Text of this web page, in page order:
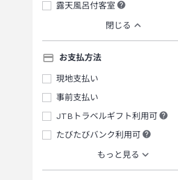
露天風呂付客室
閉じる
お支払方法
現地支払い
事前支払い
JTBトラベルギフト利用可
たびたびバンク利用可
もっと見る